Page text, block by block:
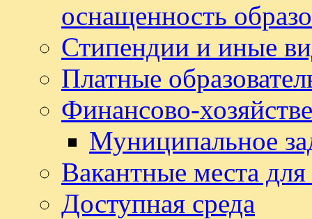
оснащенность
Стипендии и иные
Платные
Финансово-
Муниципальное
Вакантные места
Доступная среда